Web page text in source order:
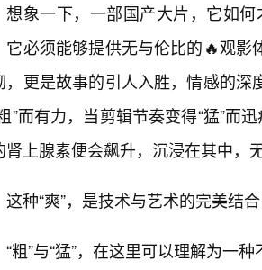
想象一下，一部国产大片，它如何
它必须能够提供无与伦比的🔥观
，更是故事的引人入胜，情感的
”而有力，当剪辑节奏变得“猛”而
肾上腺素便会飙升，沉浸在其中，
这种“爽”，是技术与艺术的完美结
“粗”与“猛”，在这里可以理解为一